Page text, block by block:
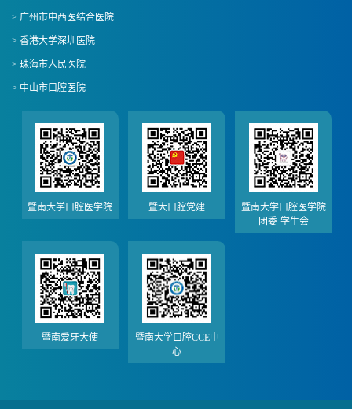
> 广州市中西医结合医院
> 香港大学深圳医院
> 珠海市人民医院
> 中山市口腔医院
暨南大学口腔医学院 暨大口腔党建
暨南大学口腔医学院
团委·学生会
暨南爱牙大使
暨南大学口腔CCE中
心